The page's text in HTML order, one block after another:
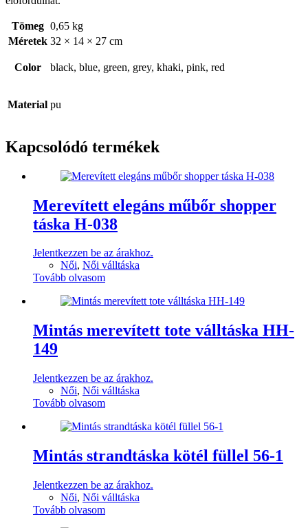
Tömeg 0,65 kg
Méretek 32 × 14 × 27 cm
Color black, blue, green, grey, khaki, pink, red
Material pu
Kapcsolódó termékek
Merevített elegáns műbőr shopper
táska H-038
Jelentkezzen be az árakhoz.
Női, Női válltáska
Tovább olvasom
Mintás merevített tote válltáska HH-
149
Jelentkezzen be az árakhoz.
Női, Női válltáska
Tovább olvasom
Mintás strandtáska kötél füllel 56-1
Jelentkezzen be az árakhoz.
Női, Női válltáska
Tovább olvasom